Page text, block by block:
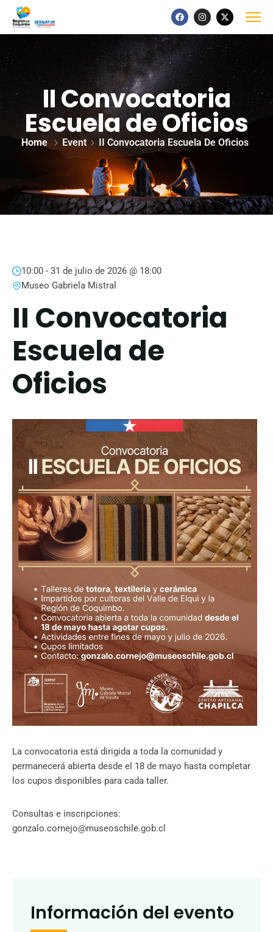
II Convocatoria
Escuela de Oficios
Home Event II Convocatoria Escuela De Oficios
10:00 - 31 de julio de 2026 @ 18:00
Museo Gabriela Mistral
II Convocatoria
Escuela de
Oficios
La convocatoria está dirigida a toda la comunidad y
permanecerá abierta desde el 18 de mayo hasta completar
los cupos disponibles para cada taller.
Consultas e inscripciones:
gonzalo.cornejo@museoschile.gob.cl
Información del evento